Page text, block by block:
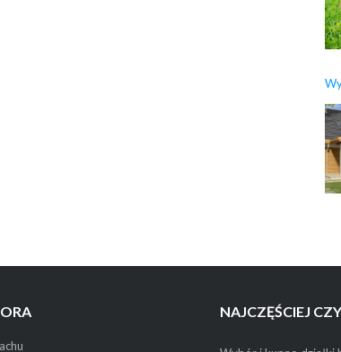
NAJCZĘŚCIEJ